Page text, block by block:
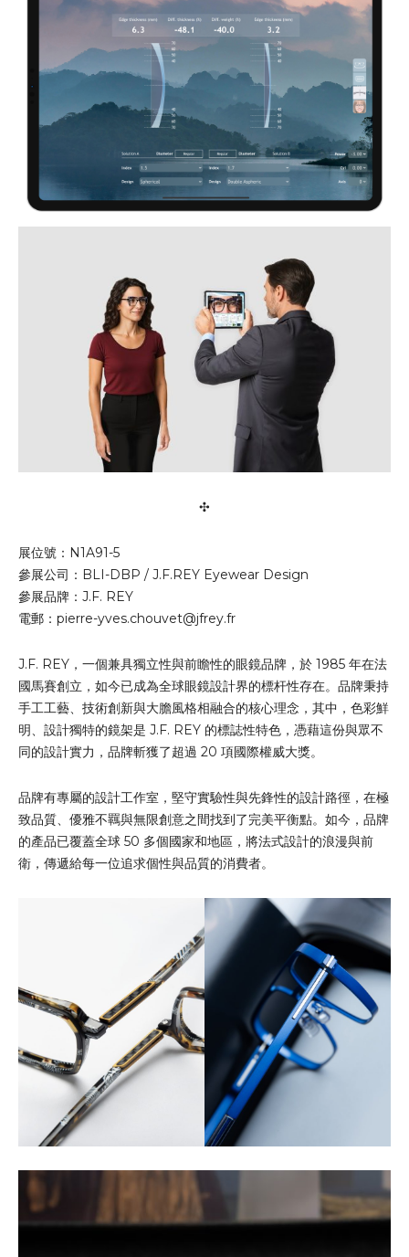
✣
展位號：N1A91-5
參展公司：BLI-DBP / J.F.REY Eyewear Design
參展品牌：J.F. REY
電郵： pierre-yves.chouvet@jfrey.fr
J.F. REY，一個兼具獨立性與前瞻性的眼鏡品牌，於 1985 年在法
國馬賽創立，如今已成為全球眼鏡設計界的標杆性存在。品牌秉持
手工工藝、技術創新與大膽風格相融合的核心理念，其中，色彩鮮
明、設計獨特的鏡架是 J.F. REY 的標誌性特色，憑藉這份與眾不
同的設計實力，品牌斬獲了超過 20 項國際權威大獎。
品牌有專屬的設計工作室，堅守實驗性與先鋒性的設計路徑，在極
致品質、優雅不羈與無限創意之間找到了完美平衡點。如今，品牌
的產品已覆蓋全球 50 多個國家和地區，將法式設計的浪漫與前
衛，傳遞給每一位追求個性與品質的消費者。